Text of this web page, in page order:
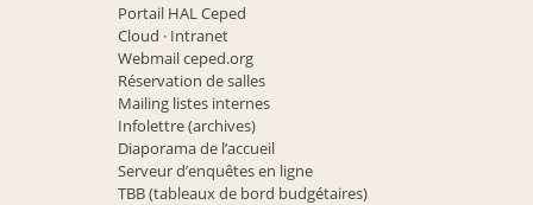
Portail HAL Ceped
Cloud ·Intranet
Webmail ceped.org
Réservation de salles
Mailing listes internes
Infolettre (archives)
Diaporama de l’accueil
Serveur d’enquêtes en ligne
TBB (tableaux de bord budgétaires)